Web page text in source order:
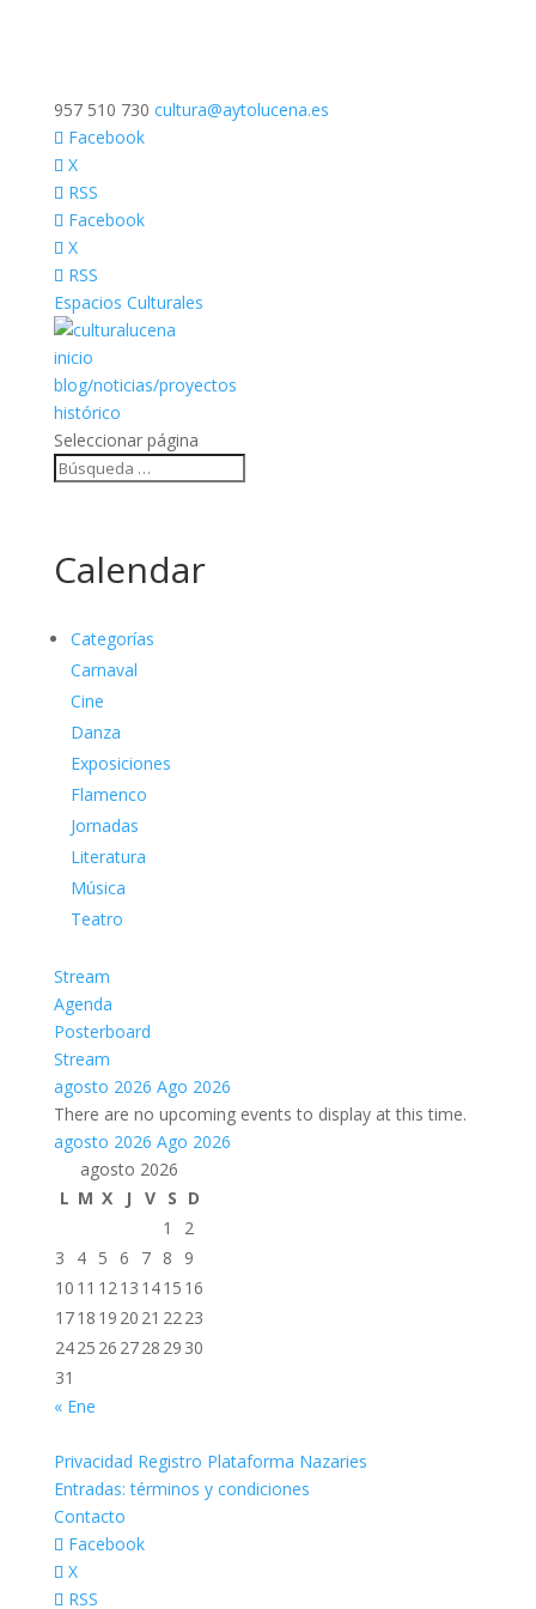
957 510 730 cultura@aytolucena.es
Facebook
X
RSS
Facebook
X
RSS
Espacios Culturales
inicio
blog/noticias/proyectos
histórico
Seleccionar página
Calendar
Categorías
Carnaval
Cine
Danza
Exposiciones
Flamenco
Jornadas
Literatura
Música
Teatro
Stream
Agenda
Posterboard
Stream
agosto 2026 Ago 2026
There are no upcoming events to display at this time.
agosto 2026 Ago 2026
agosto 2026
L M X J V S D
1
2
3
4 5 6 7 8
9
10 11 1213 1415 16
1718 19 20 21 2223
2425 26 2728 29 30
31
« Ene
Privacidad Registro Plataforma Nazaries
Entradas: términos y condiciones
Contacto
Facebook
X
RSS